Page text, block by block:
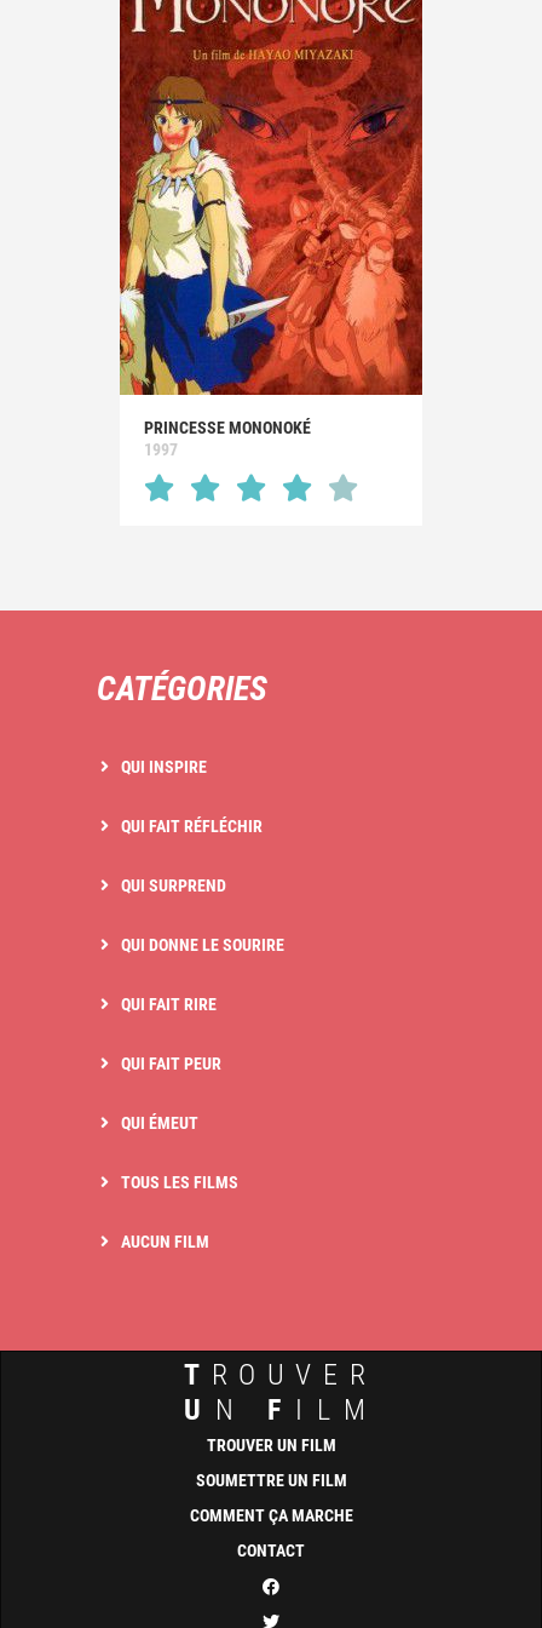
PRINCESSE MONONOKÉ
1997
CATÉGORIES
QUI INSPIRE
QUI FAIT RÉFLÉCHIR
QUI SURPREND
QUI DONNE LE SOURIRE
QUI FAIT RIRE
QUI FAIT PEUR
QUI ÉMEUT
TOUS LES FILMS
AUCUN FILM
T ROUVER
U N F ILM
TROUVER UN FILM
SOUMETTRE UN FILM
COMMENT ÇA MARCHE
CONTACT